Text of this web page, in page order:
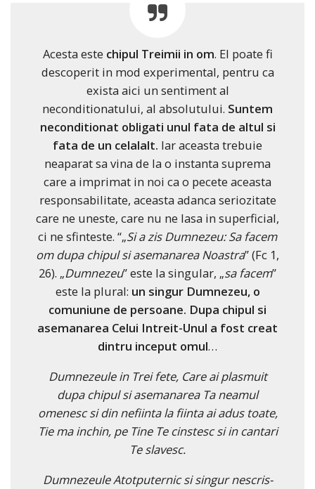
Acesta este chipul Treimii in om. El poate fi
descoperit in mod experimental, pentru ca
exista aici un sentiment al
neconditionatului, al absolutului. Suntem
neconditionat obligati unul fata de altul si
fata de un celalalt. Iar aceasta trebuie
neaparat sa vina de la o instanta suprema
care a imprimat in noi ca o pecete aceasta
responsabilitate, aceasta adanca seriozitate
care ne uneste, care nu ne lasa in superficial,
ci ne sfinteste. “„Si a zis Dumnezeu: Sa facem
om dupa chipul si asemanarea Noastra” (Fc 1,
26). „Dumnezeu” este la singular, „sa facem”
este la plural: un singur Dumnezeu, o
comuniune de persoane. Dupa chipul si
asemanarea Celui Intreit-Unul a fost creat
dintru inceput omul…
Dumnezeule in Trei fete, Care ai plasmuit
dupa chipul si asemanarea Ta neamul
omenesc si din nefiinta la fiinta ai adus toate,
Tie ma inchin, pe Tine Te cinstesc si in cantari
Te slavesc.
Dumnezeule Atotputernic si singur nescris-